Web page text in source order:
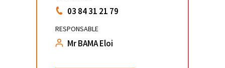
03 84 31 21 79
RESPONSABLE
Mr BAMA Eloi